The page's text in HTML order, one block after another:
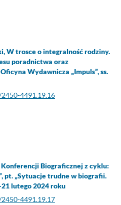
W trosce o integralność rodziny.
poradnictwa oraz
Wydawnicza „Impuls”, ss.
4491.19.16
Biogra­ficznej z cyklu:
pt. „Sytuacje trudne w biografii.
lutego 2024 roku
4491.19.17